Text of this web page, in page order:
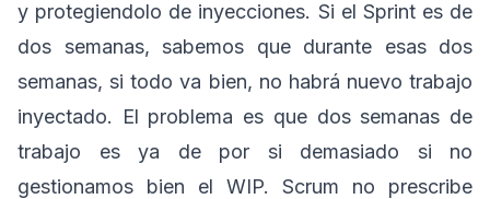
y protegiendolo de inyecciones. Si el Sprint es de
dos semanas, sabemos que durante esas dos
semanas, si todo va bien, no habrá nuevo trabajo
inyectado. El problema es que dos semanas de
trabajo es ya de por si demasiado si no
gestionamos bien el WIP. Scrum no prescribe